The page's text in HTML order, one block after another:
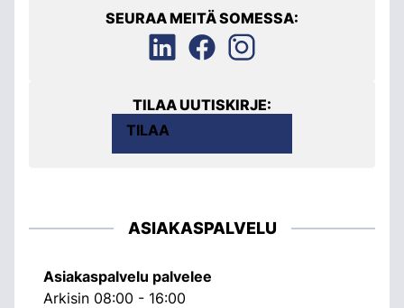
SEURAA MEITÄ SOMESSA:
TILAA UUTISKIRJE:
TILAA
ASIAKASPALVELU
Asiakaspalvelu palvelee
Arkisin 08:00 - 16:00